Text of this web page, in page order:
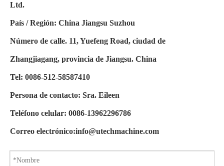
Ltd.
País / Región: China Jiangsu Suzhou
Número de calle. 11, Yuefeng Road, ciudad de
Zhangjiagang, provincia de Jiangsu. China
Tel: 0086-512-58587410
Persona de contacto: Sra. Eileen
Teléfono celular: 0086-13962296786
Correo electrónico:info@utechmachine.com